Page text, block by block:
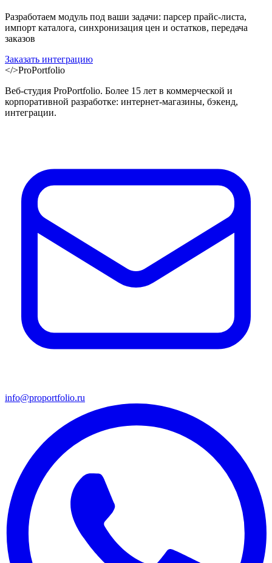
Разработаем модуль под ваши задачи: парсер прайс-листа,
импорт каталога, синхронизация цен и остатков, передача
заказов
Заказать интеграцию
</>ProPortfolio
Веб-студия ProPortfolio. Более 15 лет в коммерческой и
корпоративной разработке: интернет-магазины, бэкенд,
интеграции.
info@proportfolio.ru